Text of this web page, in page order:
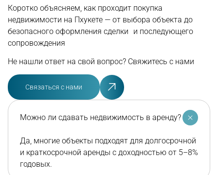
Коротко объясняем, как проходит покупка
недвижимости на Пхукете — от выбора объекта до
безопасного оформления сделки и последующего
сопровождения
Не нашли ответ на свой вопрос? Свяжитесь с нами
Связаться с нами
Можно ли сдавать недвижимость в аренду?
Да, многие объекты подходят для долгосрочной
и краткосрочной аренды с доходностью от 5–8%
годовых.